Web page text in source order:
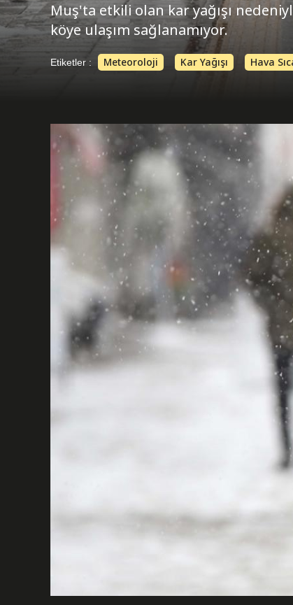
Muş'ta etkili olan kar yağışı
köye ulaşım sağlanamıyor.
Etiketler : Meteoroloji Kar Yağışı Hava